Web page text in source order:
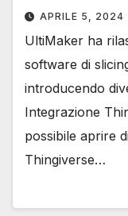
APRILE 5, 2024
UltiMaker ha
software di
introducendo
Integrazione
possibile aprire
Thingiverse…